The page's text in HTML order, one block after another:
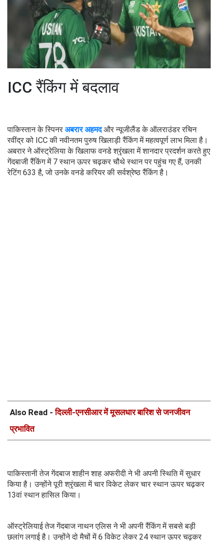
ICC रैंकिंग में बदलाव
पाकिस्तान के स्पिनर अबरार अहमदऔर न्यूजीलैंड के ऑलराउंडर रचिन
रवींद्र को ICC की नवीनतम पुरुष खिलाड़ी रैंकिंग में महत्वपूर्ण लाभ मिला है।
अबरार ने ऑस्ट्रेलिया के खिलाफ वनडे श्रृंखला में शानदार प्रदर्शन करते हुए
गेंदबाजी रैंकिंग में 7 स्थान ऊपर चढ़कर चौथे स्थान पर पहुंच गए हैं, उनकी
रेटिंग 633 है, जो उनके वनडे करियर की सर्वश्रेष्ठ रैंकिंग है।
Also Read -दिल्ली-एनसीआर में मूसलधार बारिश से जनजीवन
प्रभावित
पाकिस्तानी तेज गेंदबाज शाहीन शाह अफरीदी ने भी अपनी स्थिति में सुधार
किया है। उन्होंने पूरी श्रृंखला में चार विकेट लेकर चार स्थान ऊपर चढ़कर
13वां स्थान हासिल किया।
ऑस्ट्रेलियाई तेज गेंदबाज नाथन एलिस ने भी अपनी रैंकिंग में सबसे बड़ी
छलांग लगाई है। उन्होंने दो मैचों में 6 विकेट लेकर 24 स्थान ऊपर चढ़कर